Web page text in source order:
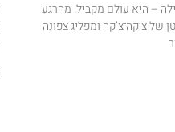
– היא עולם מקביל. מהרגע
צ’קה־צ’קה ומפליג צפונה